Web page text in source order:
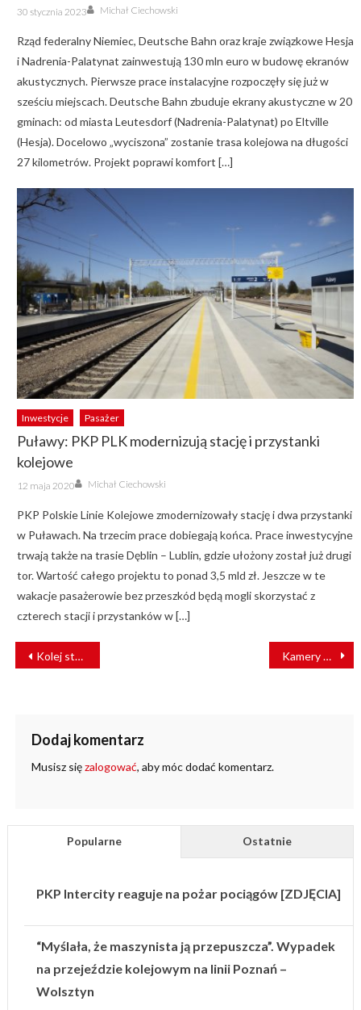
Posted
on
30 stycznia 2023 Author
Michał Ciechowski
Rząd federalny Niemiec, Deutsche Bahn oraz kraje związkowe Hesja
i Nadrenia-Palatynat zainwestują 130 mln euro w budowę ekranów
akustycznych. Pierwsze prace instalacyjne rozpoczęły się już w
sześciu miejscach. Deutsche Bahn zbuduje ekrany akustyczne w 20
gminach: od miasta Leutesdorf (Nadrenia-Palatynat) po Eltville
(Hesja). Docelowo „wyciszona” zostanie trasa kolejowa na długości
27 kilometrów. Projekt poprawi komfort […]
Inwestycje Pasażer
Puławy: PKP PLK modernizują stację i przystanki
kolejowe
Posted
on
12 maja 2020 Author
Michał Ciechowski
PKP Polskie Linie Kolejowe zmodernizowały stację i dwa przystanki
w Puławach. Na trzecim prace dobiegają końca. Prace inwestycyjne
trwają także na trasie Dęblin – Lublin, gdzie ułożony został już drugi
tor. Wartość całego projektu to ponad 3,5 mld zł. Jeszcze w te
wakacje pasażerowie bez przeszkód będą mogli skorzystać z
czterech stacji i przystanków w […]
NAWIGACJA
WPISU
Kolej staje się coraz nowocześniejszym i bardziej ekologicznym środkiem transportu Kamery dbają o bezpieczeństwo na przejazdach kolejowych
Dodaj komentarz
Musisz sięzalogować, aby móc dodać komentarz.
Popularne Ostatnie
PKP Intercity reaguje na pożar pociągów [ZDJĘCIA]
“Myślała, że maszynista ją przepuszcza”. Wypadek
na przejeździe kolejowym na linii Poznań –
Wolsztyn